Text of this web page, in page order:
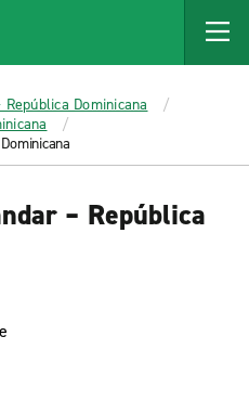
Dominicana
– República